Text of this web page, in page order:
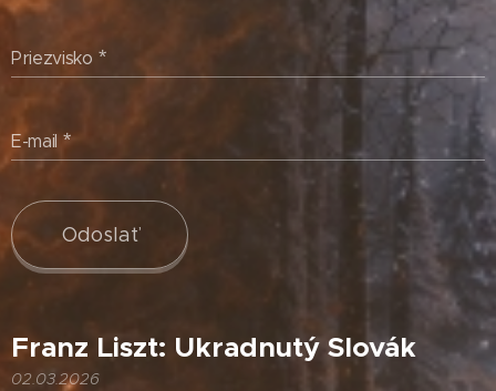
Priezvisko
E-mail
Odoslať
Franz Liszt: Ukradnutý Slovák
02.03.2026